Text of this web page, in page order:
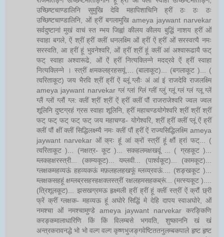
उच्छिष्टचाण्डालिनि सुमुखि देवि महापिशाचिनि ह्रीं ठः ठः ठः
उच्छिष्टचाण्डालिनि, ओं ह्रीं बगलामुखि ameya jaywant narvekar
सर्वदुष्टानां मुखं वाचं स्त म्भय जिह्वां कीलय कीलय बुद्धिं नाशय ह्रीं ओं
स्वाहा बगले, ऐं श्रीं ह्रीं क्लीं धनलक्ष्मि ओं ह्रीं ऐं ह्रीं ओं सरस्वत्यै नमः
सरस्वति, आ ह्रीं हूं भुवनेश्वरि, ओं ह्रीं श्रीं हूं क्लीं आं अश्वारूढायै फट्
फट् स्वाहा अश्वारूढे, ओं ऐं ह्रीं नित्यक्लिन्ने मदद्रवे ऐं ह्रीं स्वाहा
नित्यक्लिन्ने । स्त्रीं क्षमकलह्रहसयूं.... (बालाकूट)... (बगलाकूट )... (
त्वरिताकूट) जय भैरवि श्रीं ह्रीं ऐं ब्लूं ग्लौः अं आं इं राजदेवि राजलक्ष्मि
ameya jaywant narvekar ग्लं ग्लां ग्लिं ग्लीं ग्लुं ग्लूं ग्लं ग्लं ग्लू ग्लें
ग्लैं ग्लों ग्लौं ग्ल: क्लीं श्रीं श्रीं ऐं ह्रीं क्लीं पौं राजराजेश्वरि ज्वल ज्वल
शूलिनि दुष्टग्रहं ग्रस स्वाहा शूलिनि, ह्रीं महाचण्डयोगेश्वरि श्रीं श्रीं श्रीं
फट् फट् फट् फट् फट् जय महाचण्ड- योगेश्वरि, श्रीं ह्रीं क्लीं प्लूं ऐं ह्रीं
क्लीं पौं क्षीं क्लीं सिद्धिलक्ष्म्यै नमः क्लीं पौं ह्रीं ऐं राज्यसिद्धिलक्ष्मि ameya
jaywant narvekar ओं क्रः हूं आं क्रों स्त्रीं हूं क्षौं ह्रां फट्... (
त्वरिताकूट )... (नक्षत्र- कूट )... सकहलमक्षखवूं ... ( ग्रहकूट )...
म्लकहक्षरस्त्री... (काम्यकूट)... यम्लवी... (पार्श्वकूट)... (कामकूट)...
ग्लक्षकमहव्यऊं हहव्यकऊं मफ़लहलहखफूं म्लव्य्रवऊं.... (शङ्खकूट )...
म्लक्षकसहहूं क्षम्लब्रसहस्हक्षक्लस्त्रीं रक्षलहमसहकब्रूं... (मत्स्यकूट )....
(त्रिशूलकूट)... झसखग्रमऊ हृक्ष्मली ह्रीं ह्रीं हूं क्लीं स्त्रीं ऐं क्रौं छ्री
फ्रें क्रीं ग्लक्षक- महव्यऊ हूं अघोरे सिद्धिं मे देहि दापय स्वाअघोरे, ओं
नमश्चा ओं नमश्चामुण्डे ameya jaywant narvekar करङ्किणि
करङ्कमालाधारिणि किं किं विलम्बसे भगवति, शुष्काननि खं खं
अन्त्रकरावनद्धे भो भो वल्ग वल्ग कृष्णभुजङ्गवेष्टिततनुलम्बकपाले हृष्ट हृष्ट